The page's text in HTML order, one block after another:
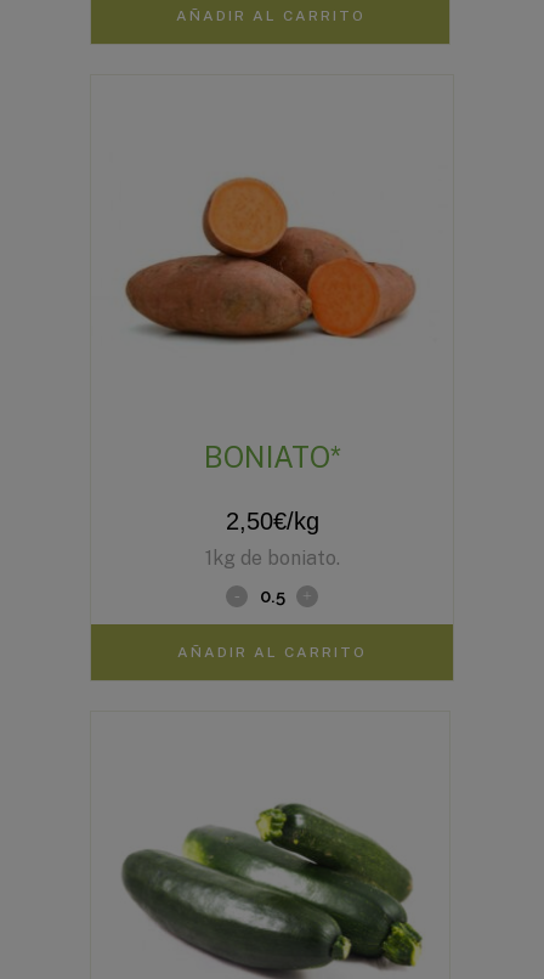
AÑADIR AL CARRITO
AÑADIR AL CARRITO
BONIATO*
2,50€/kg
1kg de boniato.